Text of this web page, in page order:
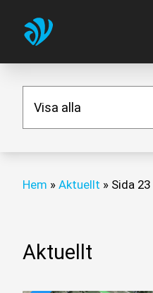
Hem »Aktuellt » Sida 23
Aktuellt